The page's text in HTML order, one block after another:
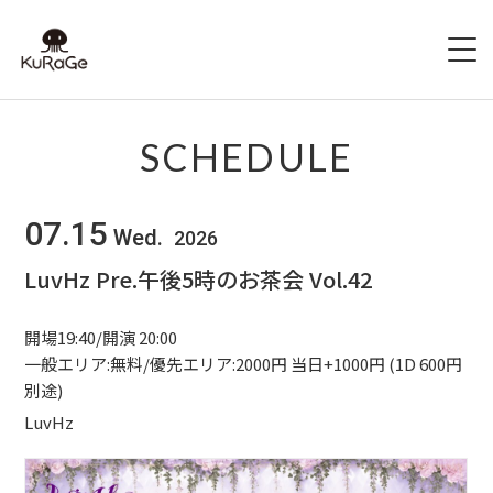
SCHEDULE
HALL INFO
CONTACT
SCHEDULE
07.15 Wed. 2026
LuvHz Pre.午後5時のお茶会 Vol.42
開場19:40/開演 20:00
一般エリア:無料/優先エリア:2000円 当日+1000円 (1D 600円
別途)
LuvHz